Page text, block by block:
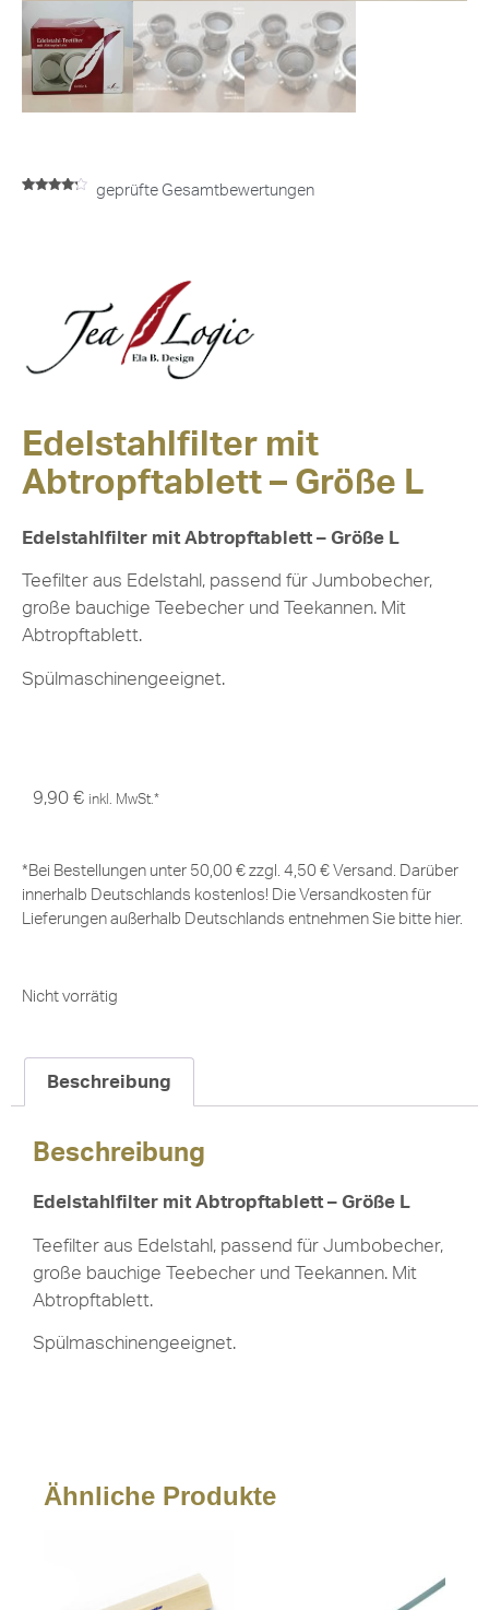
geprüfte Gesamtbewertungen
Edelstahlfilter mit
Abtropftablett – Größe L
Edelstahlfilter mit Abtropftablett – Größe L
Teefilter aus Edelstahl, passend für Jumbobecher,
große bauchige Teebecher und Teekannen. Mit
Abtropftablett.
Spülmaschinengeeignet.
9,90 € inkl. MwSt.*
*Bei Bestellungen unter 50,00 € zzgl. 4,50 € Versand. Darüber
innerhalb Deutschlands kostenlos! Die Versandkosten für
Lieferungen außerhalb Deutschlands entnehmen Sie bitte hier.
Nicht vorrätig
Beschreibung
Beschreibung
Edelstahlfilter mit Abtropftablett – Größe L
Teefilter aus Edelstahl, passend für Jumbobecher,
große bauchige Teebecher und Teekannen. Mit
Abtropftablett.
Spülmaschinengeeignet.
Ähnliche Produkte